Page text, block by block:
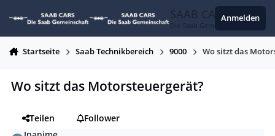
SAAB CARS
Die Saab Gemeinschaft
Anmelden
Startseite Saab Technikbereich 9000 Wo sitzt das
Wo sitzt das Motorsteuergerät?
Teilen
Follower